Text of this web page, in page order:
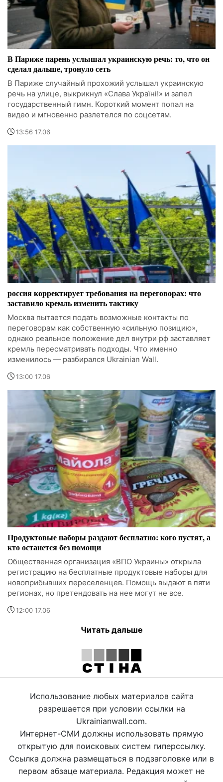
В Париже парень услышал украинскую речь: то, что он
сделал дальше, тронуло сеть
В Париже случайный прохожий услышал украинскую
речь на улице, выкрикнул «Слава Україні!» и запел
государственный гимн. Короткий момент попал на
видео и мгновенно разлетелся по соцсетям.
13:56 17.06
россия корректирует требования на переговорах: что
заставило кремль изменить тактику
Москва пытается подать возможные контакты по
переговорам как собственную «сильную позицию»,
однако реальное положение дел внутри рф заставляет
кремль пересматривать подходы. Что именно
изменилось — разбирался Ukrainian Wall.
13:00 17.06
Продуктовые наборы раздают бесплатно: кого пустят, а
кто останется без помощи
Общественная организация «ВПО Украины» открыла
регистрацию на бесплатные продуктовые наборы для
новоприбывших переселенцев. Помощь выдают в пяти
регионах, но претендовать на нее могут не все.
12:00 17.06
Читать дальше
Использование любых материалов сайта
разрешается при условии ссылки на
Ukrainianwall.com.
Интернет-СМИ должны использовать прямую
открытую для поисковых систем гиперссылку.
Ссылка должна размещаться в подзаголовке или в
первом абзаце материала. Редакция может не